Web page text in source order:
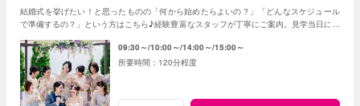
結婚式を挙げたい！と思ったものの「何から始めたらよいの？」「どんなスケジュール
で準備するの？」という方はこちら♪経験豊富なスタッフが丁寧にご案内。見学当日に契
09:30～ 10:00～ 14:00～ 15:00～
120分程度